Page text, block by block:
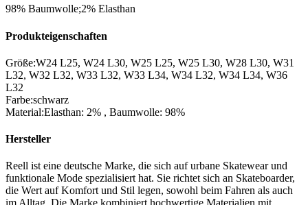
98% Baumwolle;2% Elasthan
Produkteigenschaften
Größe:W24 L25, W24 L30, W25 L25, W25 L30, W28 L30, W31
L32, W32 L32, W33 L32, W33 L34, W34 L32, W34 L34, W36
L32
Farbe:schwarz
Material:Elasthan: 2% , Baumwolle: 98%
Hersteller
Reell ist eine deutsche Marke, die sich auf urbane Skatewear und
funktionale Mode spezialisiert hat. Sie richtet sich an Skateboarder,
die Wert auf Komfort und Stil legen, sowohl beim Fahren als auch